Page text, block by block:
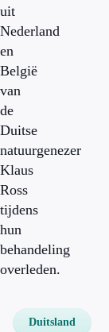
uit
Nederland
en
België
van
de
Duitse
natuurgenezer
Klaus
Ross
tijdens
hun
behandeling
overleden.
Duitsland